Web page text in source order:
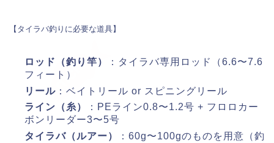
【タイラバ釣りに必要な道具】
ロッド（釣り竿）
：タイラバ専用ロッド（6.6〜7.6
フィート）
リール ：ベイトリール or スピニングリール
ライン（糸）
：PEライン0.8〜1.2号 + フロロカー
ボンリーダー3〜5号
タイラバ（ルアー）
：60g〜100gのものを用意（釣